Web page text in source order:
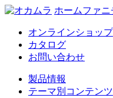
ホームファ
オンラインショップ
カタログ
お問い合わせ
製品情報
テーマ別コンテンツ